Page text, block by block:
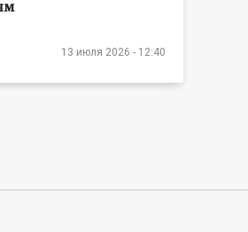
13 июля 2026 - 12:40